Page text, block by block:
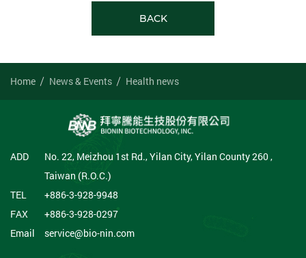
BACK
Home News & Events Health news
ADD
No. 22, Meizhou 1st Rd., Yilan City, Yilan County 260 ,
Taiwan (R.O.C.)
TEL
+886-3-928-9948
FAX
+886-3-928-0297
Email
service@bio-nin.com